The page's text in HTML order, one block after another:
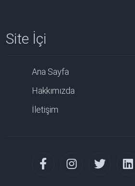
Site İçi
Ana Sayfa
Hakkımızda
İletişim